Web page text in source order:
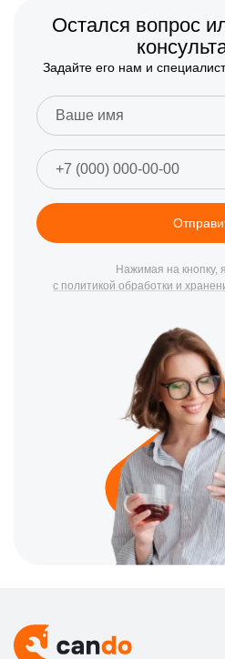
Остался вопрос
Задайте его нам и
Нажимая на кнопку,
с политикой обработки и